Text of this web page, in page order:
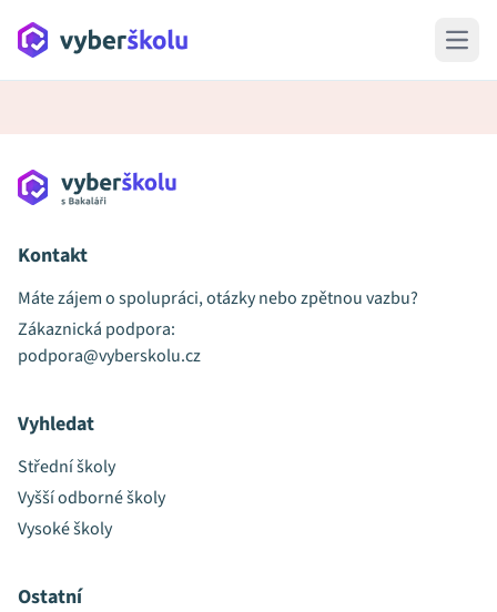
Open
Kontakt
Máte zájem o spolupráci, otázky nebo zpětnou vazbu?
Zákaznická podpora:
podpora@vyberskolu.cz
Vyhledat
Střední školy
Vyšší odborné školy
Vysoké školy
Ostatní